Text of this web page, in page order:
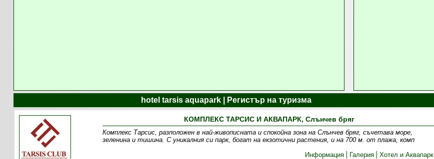
hotel tarsis aquapark | Регистър на туризма
КОМПЛЕКС ТАРСИС И АКВАПАРК, Слънчев бряг
Комплекс Тарсис, разположен в най-живописната и спокойна зона на Слънчев бряг, съчетава море,
зеленина и тишина. С уникалния си парк, богат на екзотични растения, и на 700 м. от плажа, комп
Информация
Галерия Хотел и Аквапарк